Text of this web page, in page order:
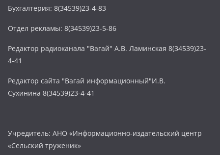
Бухгалтерия: 8(34539)23-4-83
Отдел рекламы: 8(34539)23-5-86
Редактор радиоканала "Вагай" А.В. Ламинская 8(34539)23-
4-41
Редактор сайта "Вагай информационный"И.В.
Сухинина 8(34539)23-4-41
Учредитель: АНО «Информационно-издательский центр
«Сельский труженик»